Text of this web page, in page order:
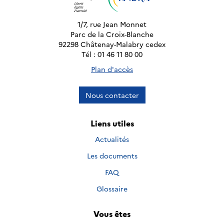
1/7, rue Jean Monnet
Parc de la Croix-Blanche
92298 Châtenay-Malabry cedex
Tél : 01 46 11 80 00
Plan d'accès
Nous contacter
Liens utiles
Actualités
Les documents
FAQ
Glossaire
Vous êtes